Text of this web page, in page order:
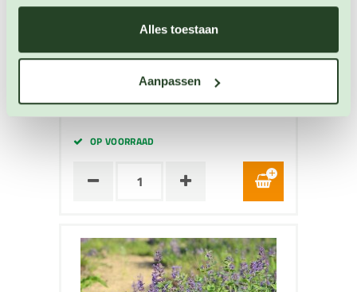
Alles toestaan
Aanpassen
Kattenkruid citroen
Artikelnummer: 1922
€ 3,25
OP VOORRAAD